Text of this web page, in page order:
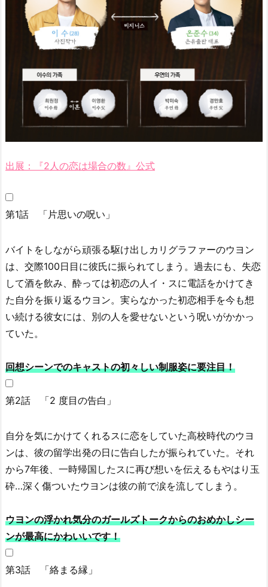
『2
人
数』
コ
判
0.
『2
人
の
恋
は
場
の
を
な
人
に
オ
ス
メ
の
国
出展：『2人の恋は場合の数』公式
第1話 「片思いの呪い」
バイトをしながら頑張る駆け出しカリグラファーのウヨン
は、交際100日目に彼氏に振られてしまう。過去にも、失恋
して酒を飲み、酔っては初恋の人イ・スに電話をかけてき
た自分を振り返るウヨン。実らなかった初恋相手を今も想
い続ける彼女には、別の人を愛せないという呪いがかかっ
ていた。
回想シーンでのキャストの初々しい制服姿に要注目！
第2話 「2 度目の告白」
自分を気にかけてくれるスに恋をしていた高校時代のウヨ
ンは、彼の留学出発の日に告白したが振られていた。それ
から7年後、一時帰国したスに再び想いを伝えるもやはり玉
砕…深く傷ついたウヨンは彼の前で涙を流してしまう。
ウヨンの浮かれ気分のガールズトークからのおめかしシー
ンが最高にかわいいです！
第3話 「絡まる縁」